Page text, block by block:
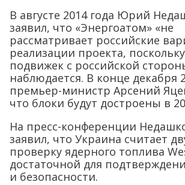
В августе 2014 года Юрий
заявил, что «Энергоатом» «не
рассматривает российские
реализации проекта,
подвижек с российской
наблюдается. В конце декабря
премьер-министр Арсений
что блоки будут достроены в
На пресс-конференции
заявил, что Украина считает
проверку ядерного топлива
достаточной для
и безопасности.